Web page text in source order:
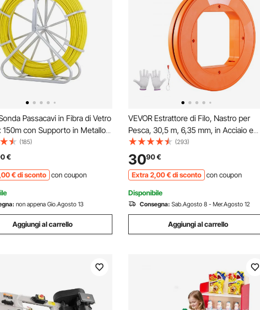
Passacavi in Fibra di Vetro
150m con Supporto in Metallo
a Nastro per Cavo Elettrico
di Trazione Strumento di
del Cavo Elettrico in
(185)
€
,00€di sconto con coupon
non appena Gio.Agosto 13
Aggiungi al carrello
VEVOR Estrattore di Filo, Nastro per
Pesca, 30,5 m, 6,35 mm, in Acciaio e
Maniglia Ottimizzati, Strumento di
Estrazione Filo, Pesca Tape Strumenti e
Condotti Elettrici Non Conduttivo
(293)
3090€
Extra 2,00€di sconto con coupon
Disponibile
Consegna: Sab.Agosto 8 - Mer.Agosto 12
Aggiungi al carrello